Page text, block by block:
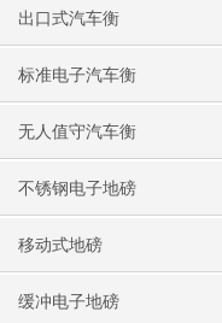
出口式汽车衡
标准电子汽车衡
无人值守汽车衡
不锈钢电子地磅
移动式地磅
缓冲电子地磅